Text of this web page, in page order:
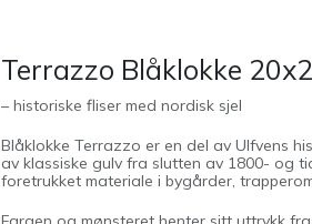
Terrazzo Blåklokke
– historiske fliser med nordisk sjel
Blåklokke Terrazzo er en del av Ulfvens
av klassiske gulv fra slutten av 1800- og
foretrukket materiale i bygårder,